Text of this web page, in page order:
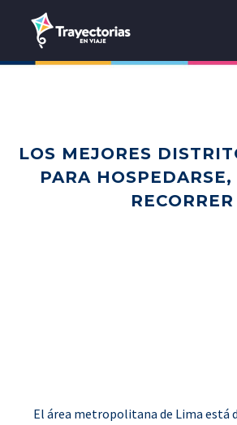
LOS MEJORES
PARA
RECORRER
El área metropolitana de Lima está